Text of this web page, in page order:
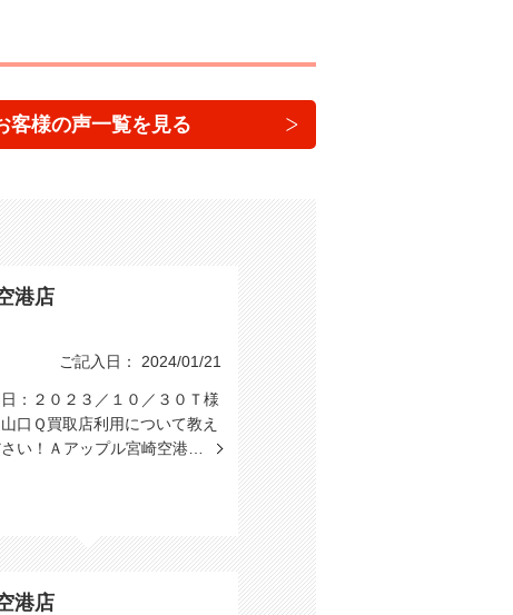
客様の声一覧を見る
港店
ご記入日： 2024/01/21
：２０２３／１０／３０Ｔ様
口Ｑ買取店利用について教え
い！Ａアップル宮崎空港…
港店